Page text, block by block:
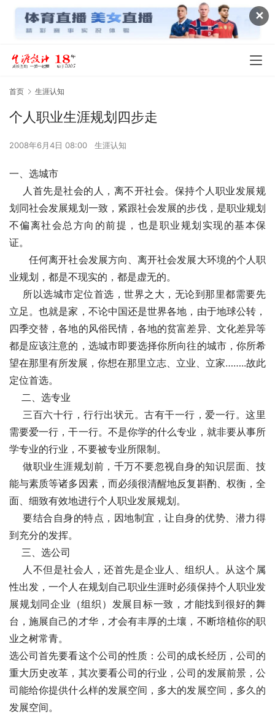
✕
首页 生涯认知
个人职业生涯规划四步走
2008年6月4日 08:00 生涯认知
一、选城市
人首先是社会的人，离不开社会。保持个人职业发展规
划同社会发展规划一致，紧跟社会发展的步伐，是职业规划
不偏离社会总方向的前提，也是职业规划实现的基本保
证。
任何离开社会发展方向、离开社会发展大环境的个人职
业规划，都是不现实的，都是虚无的。
所以选城市定位首选，世界之大，无论到那里都需要先
立足。也就是家，不论中国还是世界各地，由于地球公转，
四季交替，各地的风俗民情，各地的贫富差异、文化差异等
都是应该注意的，选城市即要选择你所向往的城市，你所希
望在那里有所发展，你想在那里立志、立业、立家……..故此
定位首选。
二、选专业
三百六十行，行行出状元。古有干一行，爱一行。这里
需要爱一行，干一行。不是你学的什么专业，就非要从事所
学专业的行业，不要被专业所限制。
做职业生涯规划前，千万不要忽视自身的知识层面、技
能与素质等诸多因素，而必须很清醒地反复斟酌、权衡，全
面、细致有效地进行个人职业发展规划。
要结合自身的特点，因地制宜，让自身的优势、潜力得
到充分的发挥。
三、选公司
人不但是社会人，还首先是企业人、组织人。从这个属
性出发，一个人在规划自己职业生涯时必须保持个人职业发
展规划同企业（组织）发展目标一致，才能找到很好的舞
台，施展自己的才华，才会有丰厚的土壤，不断培植你的职
业之树常青。
选公司首先要看这个公司的性质：公司的成长经历，公司的
重大历史改革，其次要看公司的行业，公司的发展前景，公
司能给你提供什么样的发展空间，多大的发展空间，多久的
发展空间。